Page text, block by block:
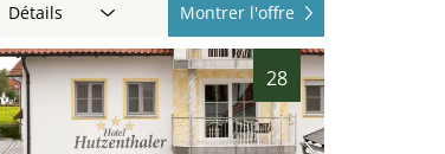
Détails Montrer l'offre
28